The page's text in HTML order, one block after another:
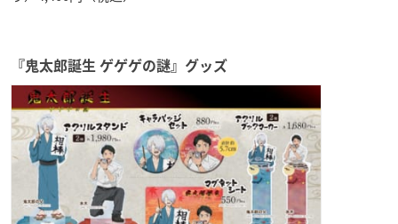
『鬼太郎誕生 ゲゲゲの謎』グッズ